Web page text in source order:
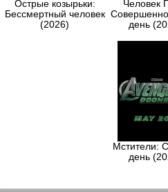
Острые козырьки:
Бессмертный человек
(2026)
Человек
день
Мстители:
день